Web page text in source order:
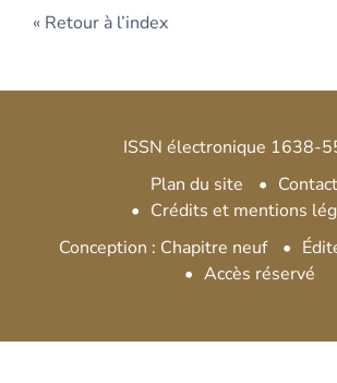
Retour à l’index
ISSN électronique 1638-
Plan du site
Contact
Crédits et mentions
Conception : Chapitre neuf
Accès réservé